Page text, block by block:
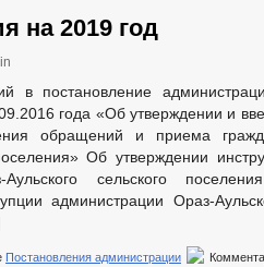
на 2019 год
в постановление
года «Об утверждении и
обращений и приема
Об утверждении
Аульского сельского
администрации Ораз-
Постановления администрации